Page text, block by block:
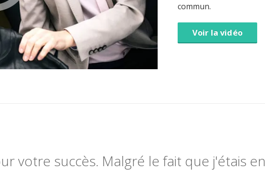
commun.
Voir la vidéo
votre succès. Malgré le fait que j'étais en